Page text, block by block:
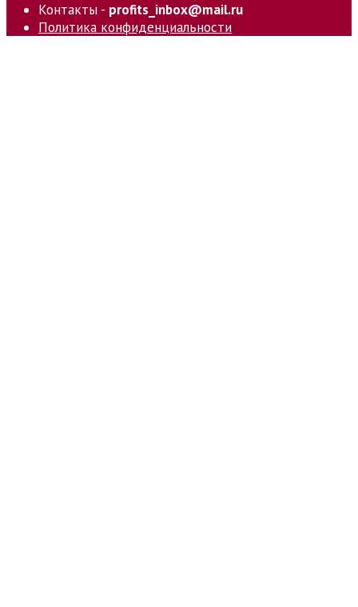
Контакты - profits_inbox@mail.ru
Политика конфиденциальности